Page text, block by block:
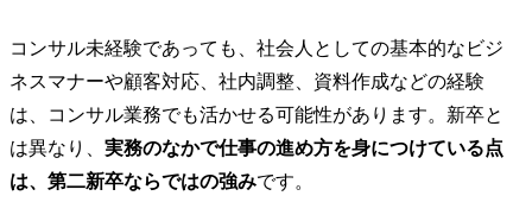
コンサル未経験であっても、社会人としての基本的なビジ
ネスマナーや顧客対応、社内調整、資料作成などの経験
は、コンサル業務でも活かせる可能性があります。新卒と
は異なり、 実務のなかで仕事の進め方を身につけている点
は、第二新卒ならではの強みです。